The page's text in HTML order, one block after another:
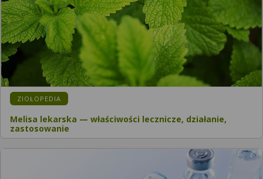
ZIOŁOPEDIA
Melisa lekarska — właściwości lecznicze, działanie,
zastosowanie